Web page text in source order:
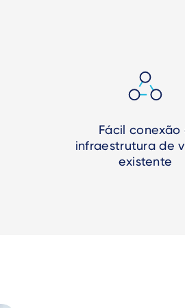
Fácil conexão
infraestrutura de
existente